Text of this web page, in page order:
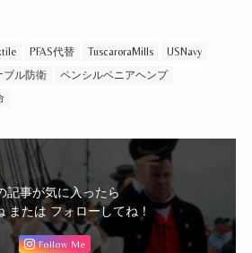
PFAS代替 TuscaroraMills
USNavy
ブル防衛
ペンシルベニアヘンプ
記事が気に入ったら
または フォローしてね！
Follow Me